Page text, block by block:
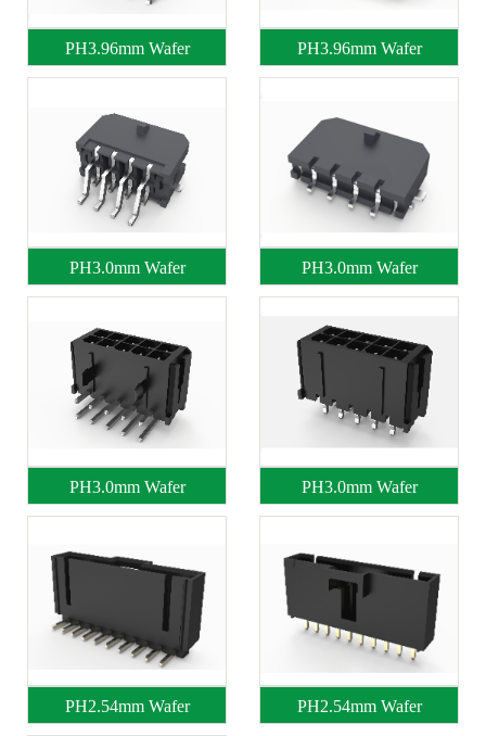
PH3.96mm Wafer PH3.96mm Wafer
PH3.0mm Wafer PH3.0mm Wafer
PH3.0mm Wafer PH3.0mm Wafer
PH2.54mm Wafer PH2.54mm Wafer